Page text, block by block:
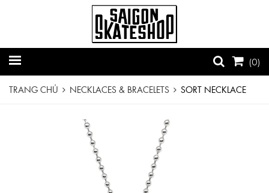
(0)
TRANG CHỦ NECKLACES & BRACELETS SORT NECKLACE